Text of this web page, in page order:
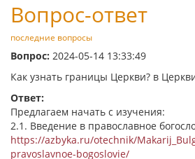
Вопрос-ответ
последние вопросы
Вопрос: 2024-05-14 13:33:49
Как узнать границы Церкви? в
Ответ:
Предлагаем начать с изучения:
2.1. Введение в православное
https://azbyka.ru/otechnik/
pravoslavnoe-bogoslovie/